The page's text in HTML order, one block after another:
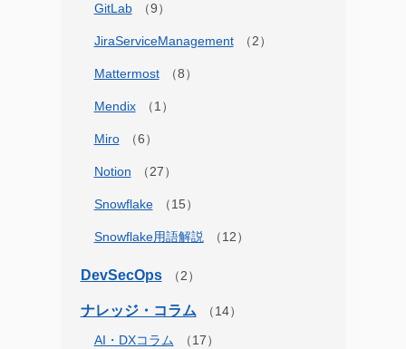
GitLab
JiraServiceManagement
Mattermost
Mendix
Miro
Notion
Snowflake
Snowflake用語解説
DevSecOps
ナレッジ・コラム
AI・DXコラム